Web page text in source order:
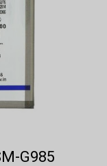
G985